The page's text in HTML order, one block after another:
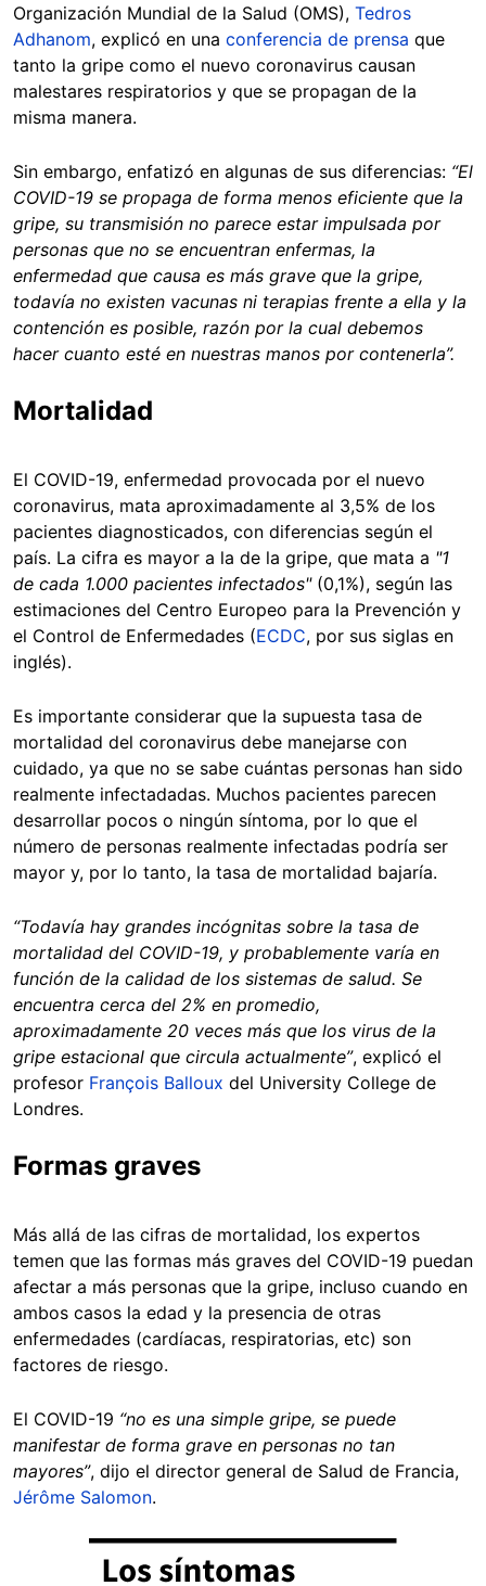
Organización Mundial de la Salud (OMS), Tedros
Adhanom, explicó en una conferencia de prensa que
tanto la gripe como el nuevo coronavirus causan
malestares respiratorios y que se propagan de la
misma manera.
Sin embargo, enfatizó en algunas de sus diferencias: “El
COVID-19 se propaga de forma menos eficiente que la
gripe, su transmisión no parece estar impulsada por
personas que no se encuentran enfermas, la
enfermedad que causa es más grave que la gripe,
todavía no existen vacunas ni terapias frente a ella y la
contención es posible, razón por la cual debemos
hacer cuanto esté en nuestras manos por contenerla”.
Mortalidad
El COVID-19, enfermedad provocada por el nuevo
coronavirus, mata aproximadamente al 3,5% de los
pacientes diagnosticados, con diferencias según el
país. La cifra es mayor a la de la gripe, que mata a "1
de cada 1.000 pacientes infectados"(0,1%), según las
estimaciones del Centro Europeo para la Prevención y
el Control de Enfermedades (ECDC, por sus siglas en
inglés).
Es importante considerar que la supuesta tasa de
mortalidad del coronavirus debe manejarse con
cuidado, ya que no se sabe cuántas personas han sido
realmente infectadadas. Muchos pacientes parecen
desarrollar pocos o ningún síntoma, por lo que el
número de personas realmente infectadas podría ser
mayor y, por lo tanto, la tasa de mortalidad bajaría.
“Todavía hay grandes incógnitas sobre la tasa de
mortalidad del COVID-19, y probablemente varía en
función de la calidad de los sistemas de salud. Se
encuentra cerca del 2% en promedio,
aproximadamente 20 veces más que los virus de la
gripe estacional que circula actualmente”, explicó el
profesor François Balloux del University College de
Londres.
Formas graves
Más allá de las cifras de mortalidad, los expertos
temen que las formas más graves del COVID-19 puedan
afectar a más personas que la gripe, incluso cuando en
ambos casos la edad y la presencia de otras
enfermedades (cardíacas, respiratorias, etc) son
factores de riesgo.
El COVID-19 “no es una simple gripe, se puede
manifestar de forma grave en personas no tan
mayores”, dijo el director general de Salud de Francia,
Jérôme Salomon.
Image